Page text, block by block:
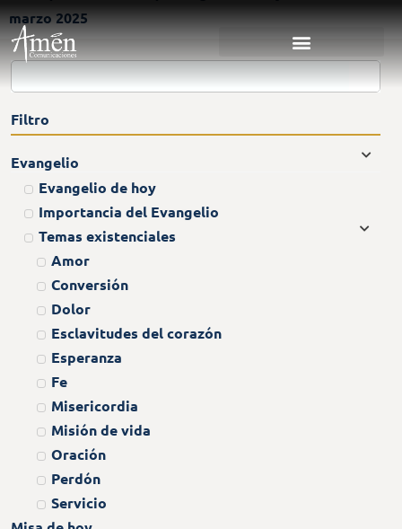
marzo 2025
Filtro
Evangelio
Evangelio de hoy
Importancia del Evangelio
Temas existenciales
Amor
Conversión
Dolor
Esclavitudes del corazón
Esperanza
Fe
Misericordia
Misión de vida
Oración
Perdón
Servicio